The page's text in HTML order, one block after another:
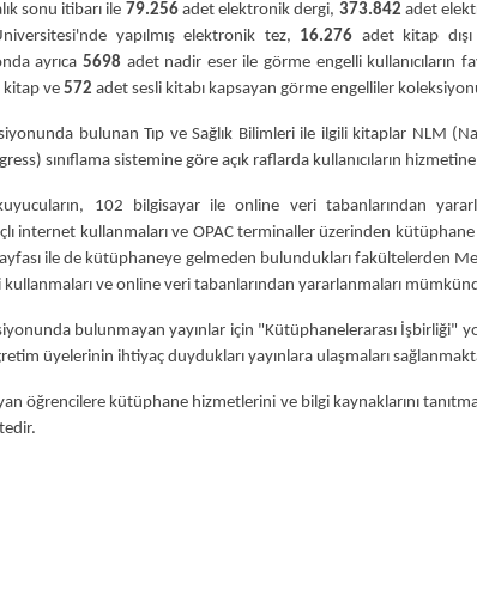
sonu itibarı ile 79.256adet elektronik dergi, 373.842 adet
yapılmış elektronik tez, 16.276 adet kitap
ayrıca 5698 adet nadir eser ile görme engelli kullanıcıların
kitap ve 572 adet sesli kitabı kapsayan görme engelliler
bulunan Tıp ve Sağlık Bilimleri ile ilgili kitaplar NLM
sınıflama sistemine göre açık raflarda kullanıcıların
102 bilgisayar ile online veri tabanlarından
internet kullanmaları ve OPAC terminaller üzerinden
ile de kütüphaneye gelmeden bulundukları fakültelerden
ve online veri tabanlarından yararlanmaları
bulunmayan yayınlar için "Kütüphanelerarası İşbirliği"
üyelerinin ihtiyaç duydukları yayınlara ulaşmaları
öğrencilere kütüphane hizmetlerini ve bilgi kaynaklarını